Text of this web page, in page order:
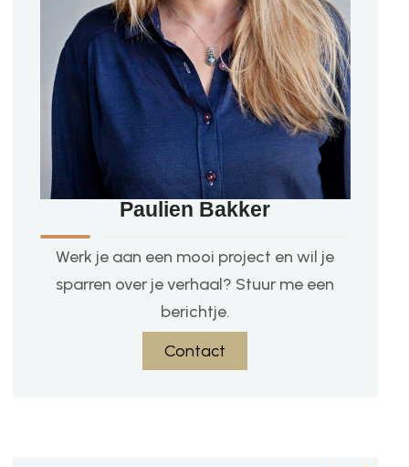
Paulien Bakker
Werk je aan een mooi project en wil je
sparren over je verhaal? Stuur me een
berichtje.
Contact